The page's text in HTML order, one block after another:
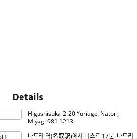
Details
Higashisuka-2-20 Yuriage, Natori,
Miyagi 981-1213
나토리 역(名取駅)에서 버스로 17분. 나토리